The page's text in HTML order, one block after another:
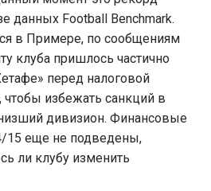
данных Football Benchmark.
в Примере, по сообщениям
клуба пришлось частично
перед налоговой
избежать санкций в
дивизион. Финансовые
15 еще не подведены,
ли клубу изменить